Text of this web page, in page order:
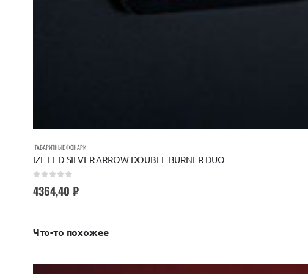
ГАБАРИТНЫЕ ФОНАРИ
IZE LED SILVER ARROW DOUBLE BURNER DUO
4364,40 ₽
Что-то похожее